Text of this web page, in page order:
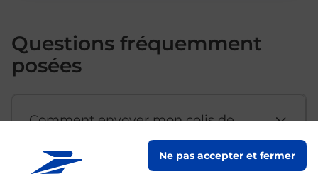
Ne pas accepter et fermer
Questions fréquemment
posées
Comment envoyer mon colis de